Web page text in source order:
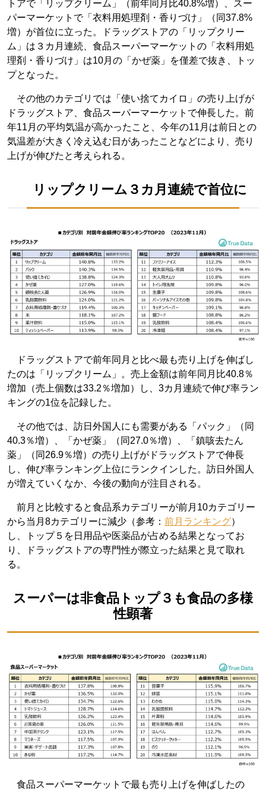
トアで「リップクリーム」（前年同月比40.8%増）、スー
パーマーケットで「衣料用処理剤・香りづけ」（同37.8%
増）が首位に立った。ドラッグストアの「リップクリー
ム」は３カ月連続、食品スーパーマーケットの「衣料用処
理剤・香りづけ」は10月の「かぜ薬」を僅差で抜き、トッ
プとなった。
その他のカテゴリでは「使い捨てカイロ」の売り上げが
ドラッグストア、食品スーパーマーケットで伸長した。前
年11月の平均気温が高かったこと、今年の11月は前日との
気温差が大きく冷え込む日があったことなどにより、売り
上げが伸びたと考えられる。
リップクリーム３カ月連続で首位に
ドラッグストアで前年同月と比べ最も売り上げを伸ばし
たのは「リップクリーム」。売上金額は前年同月比40.8％
増加（売上個数は33.2％増加）し、3カ月連続で伸び率ラン
キングの1位を記録した。
その他では、訪日外国人にも需要がある「パック」（同
40.3％増）、「かぜ薬」（同27.0％増）、「鎮咳去たん
薬」（同26.9％増）の売り上げがドラッグストアで伸長
し、伸び率ランキング上位にランクインした。訪日外国人
が増えていくなか、今後の動向が注目される。
前月と比較すると食品系カテゴリーが前月10カテゴリー
から当月8カテゴリーに減少（参考： 前月ランキング）
し、トップ５を日用品や医薬品が占める結果となってお
り、ドラッグストアの専門性が際立った結果と見て取れ
る。
スーパーは非食品トップ３も食品の多様
性顕著
食品スーパーマーケットで最も売り上げを伸ばしたの